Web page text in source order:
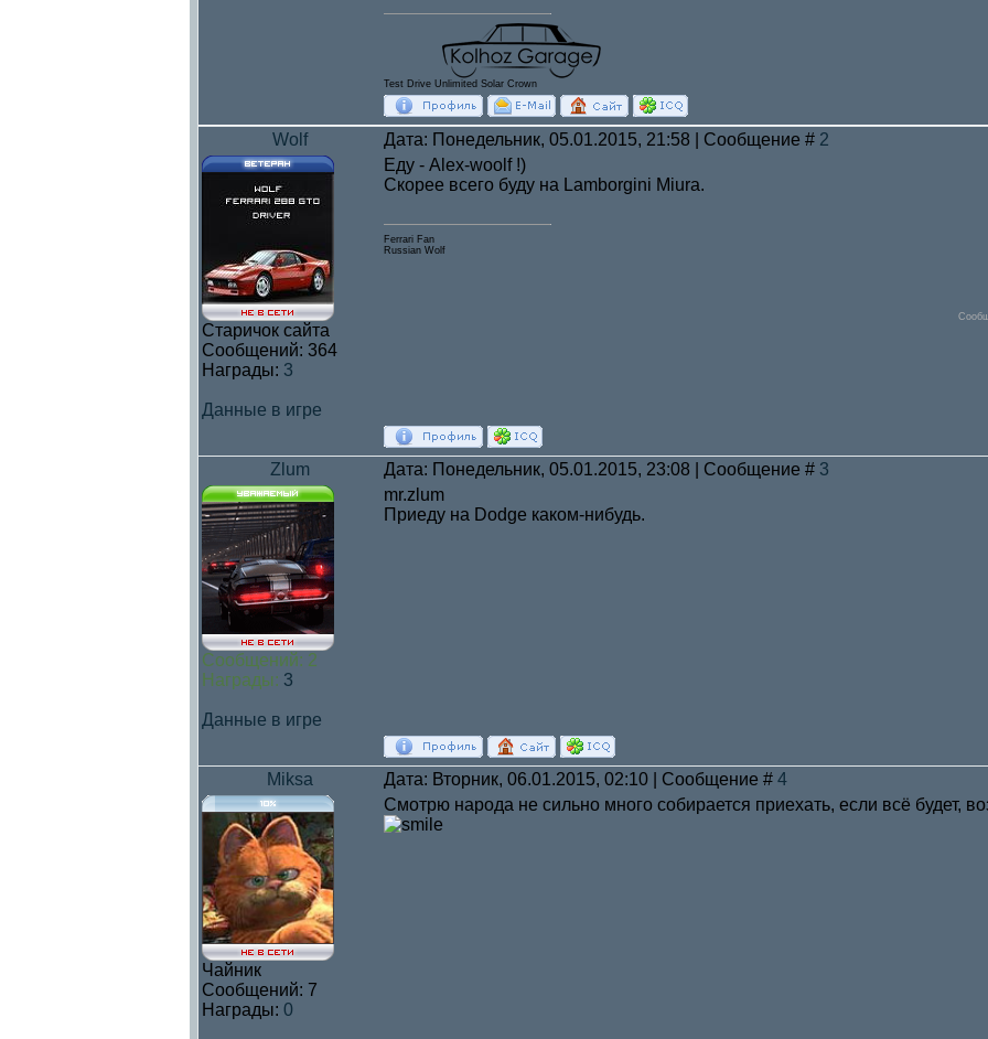
Test Drive Unlimited Solar Crown
Wolf Дата: Понедельник, 05.01.2015, 21:58 | Сообщение # 2
Старичок сайта
Сообщений: 364
Награды: 3
Данные в игре
Еду - Alex-woolf !)
Скорее всего буду на Lamborgini Miura.
Ferrari Fan
Russian Wolf
Zlum Дата: Понедельник, 05.01.2015, 23:08 | Сообщение # 3
Сообщений: 2
Награды: 3
Данные в игре
mr.zlum
Приеду на Dodge каком-нибудь.
Miksa Дата: Вторник, 06.01.2015, 02:10 | Сообщение # 4
Чайник
Сообщений: 7
Награды: 0
Смотрю народа не сильно много собирается приехать, если всё будет,